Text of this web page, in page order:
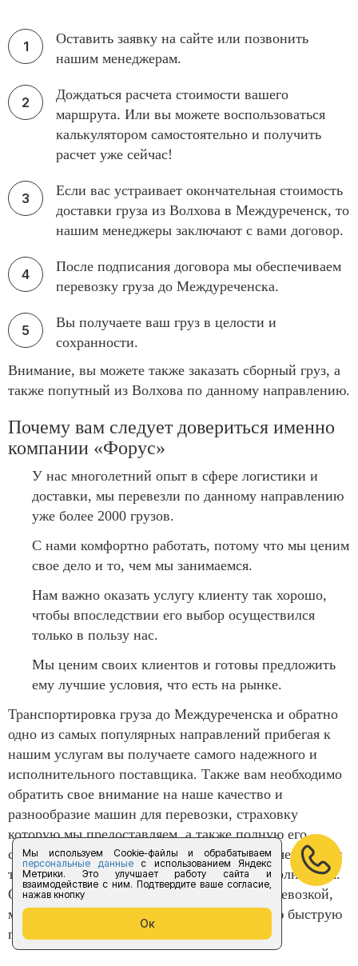
Мы используем Cookie-файлы и обрабатываем
персональные данныес использованием Яндекс
Метрики. Это улучшает работу сайта и
взаимодействие с ним. Подтвердите ваше согласие,
нажав кнопку
Ок
Оставить заявку на сайте или позвонить
нашим менеджерам.
Дождаться расчета стоимости вашего
маршрута. Или вы можете воспользоваться
калькулятором самостоятельно и получить
расчет уже сейчас!
Если вас устраивает окончательная стоимость
доставки груза из Волхова в Междуреченск, то
нашим менеджеры заключают с вами договор.
После подписания договора мы обеспечиваем
перевозку груза до Междуреченска.
Вы получаете ваш груз в целости и
сохранности.
Внимание, вы можете также заказать сборный груз, а
также попутный из Волхова по данному направлению.
Почему вам следует довериться именно
компании «Форус»
У нас многолетний опыт в сфере логистики и
доставки, мы перевезли по данному направлению
уже более 2000 грузов.
С нами комфортно работать, потому что мы ценим
свое дело и то, чем мы занимаемся.
Нам важно оказать услугу клиенту так хорошо,
чтобы впоследствии его выбор осуществился
только в пользу нас.
Мы ценим своих клиентов и готовы предложить
ему лучшие условия, что есть на рынке.
Транспортировка груза до Междуреченска и обратно
одно из самых популярных направлений прибегая к
нашим услугам вы получаете самого надежного и
исполнительного поставщика. Также вам необходимо
обратить свое внимание на наше качество и
разнообразие машин для перевозки, страховку
которую мы предоставляем, а также полную его
сохранность. Компания «Форус предоставляет услуги
только в полном объеме и следит за их исполнением.
Обязательно обращайтесь к нам за грузоперевозкой,
мы с радостью окажем вам лучшую и самую быструю
перевозку до необходимого адреса.